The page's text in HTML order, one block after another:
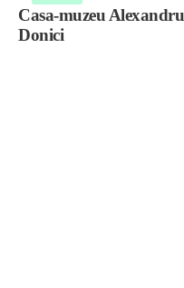
Casa-muzeu Alexandru
Donici